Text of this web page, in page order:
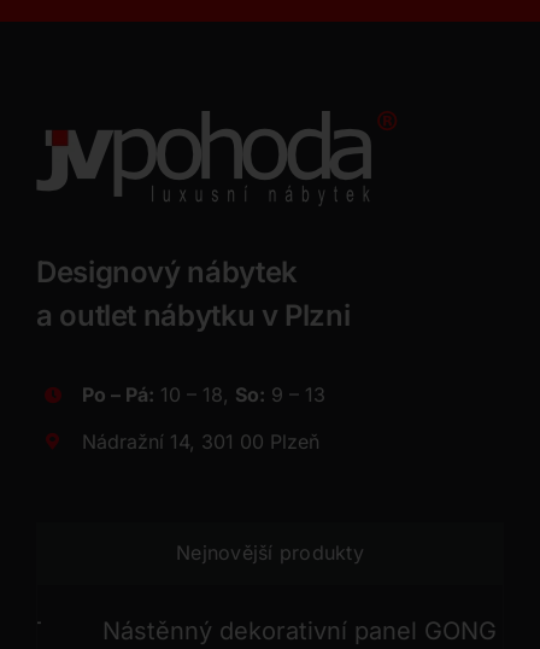
Designový nábytek
a outlet nábytku v Plzni
Po – Pá: 10 – 18, So: 9 – 13
Nádražní 14, 301 00 Plzeň
Nejnovější produkty
Nástěnný dekorativní panel GONG